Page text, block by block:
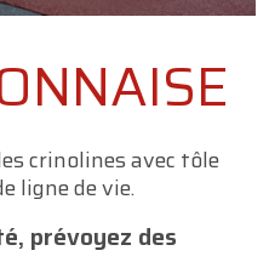
crinolines avec tôle
ligne de vie.
prévoyez des